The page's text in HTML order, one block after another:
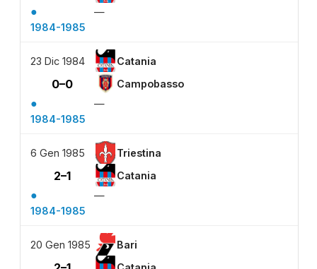
●
—
1984-1985
23 Dic 1984 Catania
0–0 Campobasso
●
—
1984-1985
6 Gen 1985 Triestina
2–1 Catania
●
—
1984-1985
20 Gen 1985 Bari